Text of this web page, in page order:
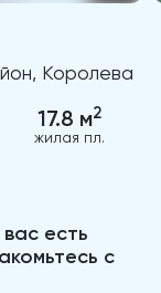
Королева
17.8 м2
жилая пл.
есть
с